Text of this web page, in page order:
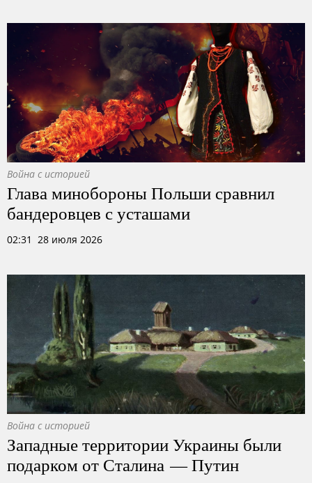
Война с историей
Глава минобороны Польши сравнил
бандеровцев с усташами
02:31 28 июля 2026
Война с историей
Западные территории Украины были
подарком от Сталина — Путин